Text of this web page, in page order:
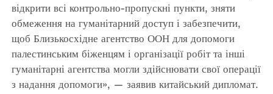
відкрити всі контрольно-пропускні пункти, зняти
обмеження на гуманітарний доступ і забезпечити,
щоб Близькосхідне агентство ООН для допомоги
палестинським біженцям і організації робіт та інші
гуманітарні агентства могли здійснювати свої операції
з надання допомоги», — заявив китайський дипломат.